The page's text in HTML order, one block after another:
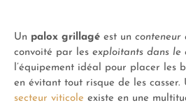
Un palox grillagé est un conteneur
convoité par les exploitants dans le
l’équipement idéal pour placer les
en évitant tout risque de les casser.
secteur viticole existe en une